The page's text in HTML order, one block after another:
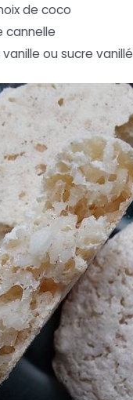
de coco
cannelle
ou sucre vanillé